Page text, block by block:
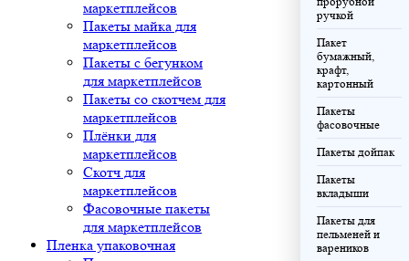
маркетплейсов
Пакеты майка для
маркетплейсов
Пакеты с бегунком
для маркетплейсов
Пакеты со скотчем для
маркетплейсов
Плёнки для
маркетплейсов
Скотч для
маркетплейсов
Фасовочные пакеты
для маркетплейсов
Пленка упаковочная
ручкой
Пакет
бумажный,
крафт,
картонный
Пакеты
фасовочные
Пакеты дойпак
Пакеты
вкладыши
Пакеты для
пельменей и
вареников